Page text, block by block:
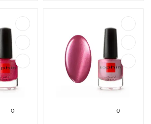
0 0